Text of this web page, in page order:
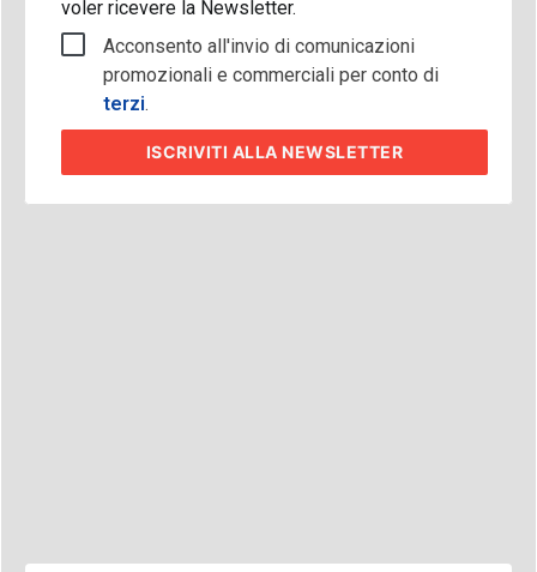
voler ricevere la Newsletter.
Acconsento all'invio di comunicazioni
promozionali e commerciali per conto di
terzi.
ISCRIVITI ALLA NEWSLETTER